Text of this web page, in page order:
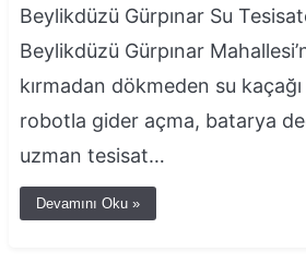
Beylikdüzü Gürpınar Su
Beylikdüzü Gürpınar
kırmadan dökmeden su
robotla gider açma, batarya
uzman tesisat…
Devamını Oku »